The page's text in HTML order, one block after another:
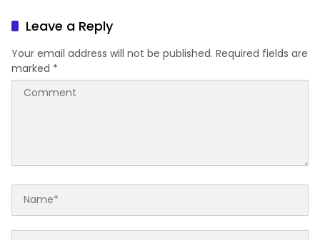
Sejarah Kutai
Leave a Reply
Your email address will not be published. Required fields are
marked *